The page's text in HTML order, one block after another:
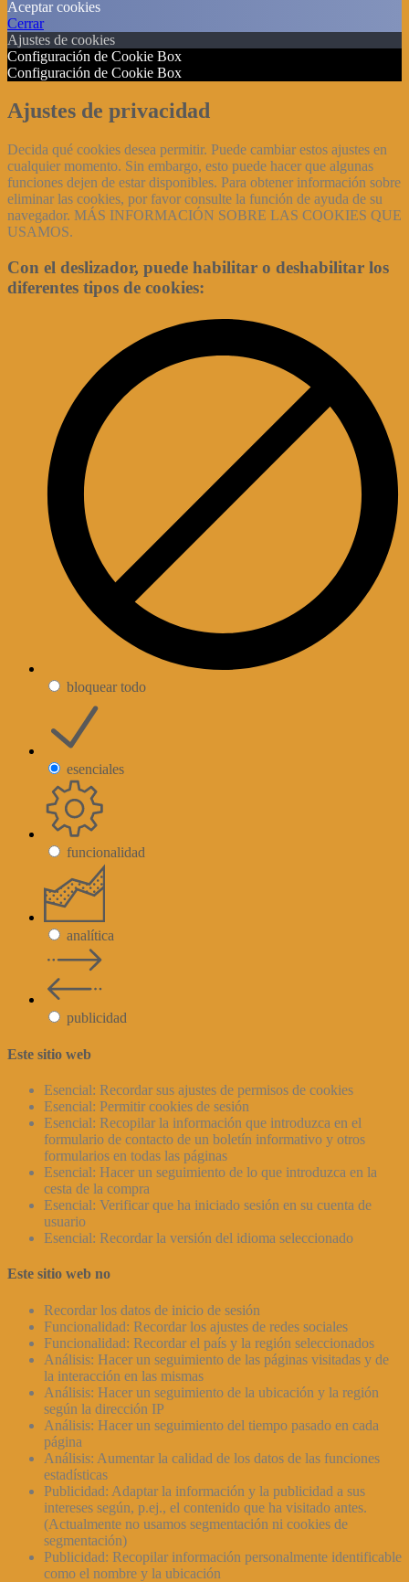
Aceptar cookies
Cerrar
Ajustes de cookies
Configuración de Cookie Box
Configuración de Cookie Box
Ajustes de privacidad
Decida qué cookies desea permitir. Puede cambiar estos ajustes en
cualquier momento. Sin embargo, esto puede hacer que algunas
funciones dejen de estar disponibles. Para obtener información sobre
eliminar las cookies, por favor consulte la función de ayuda de su
navegador. MÁS INFORMACIÓN SOBRE LAS COOKIES QUE
USAMOS.
Con el deslizador, puede habilitar o deshabilitar los
diferentes tipos de cookies:
bloquear todo
esenciales
funcionalidad
analítica
publicidad
Este sitio web
Esencial: Recordar sus ajustes de permisos de cookies
Esencial: Permitir cookies de sesión
Esencial: Recopilar la información que introduzca en el
formulario de contacto de un boletín informativo y otros
formularios en todas las páginas
Esencial: Hacer un seguimiento de lo que introduzca en la
cesta de la compra
Esencial: Verificar que ha iniciado sesión en su cuenta de
usuario
Esencial: Recordar la versión del idioma seleccionado
Este sitio web no
Recordar los datos de inicio de sesión
Funcionalidad: Recordar los ajustes de redes sociales
Funcionalidad: Recordar el país y la región seleccionados
Análisis: Hacer un seguimiento de las páginas visitadas y de
la interacción en las mismas
Análisis: Hacer un seguimiento de la ubicación y la región
según la dirección IP
Análisis: Hacer un seguimiento del tiempo pasado en cada
página
Análisis: Aumentar la calidad de los datos de las funciones
estadísticas
Publicidad: Adaptar la información y la publicidad a sus
intereses según, p.ej., el contenido que ha visitado antes.
(Actualmente no usamos segmentación ni cookies de
segmentación)
Publicidad: Recopilar información personalmente identificable
como el nombre y la ubicación